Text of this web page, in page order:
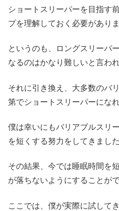
ショートスリーパーを目指す
プを理解しておく必要がありま
というのも、ロングスリーパ
なるのはかなり難しいと言わ
それに引き換え、大多数のバ
第でショートスリーパーにな
僕は幸いにもバリアブルスリ
を短くする努力をしてきました
その結果、今では睡眠時間を
が落ちないようにすることが
ここでは、僕が実際に試して